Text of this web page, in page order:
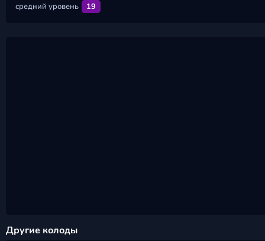
средний уровень 19
Другие колоды